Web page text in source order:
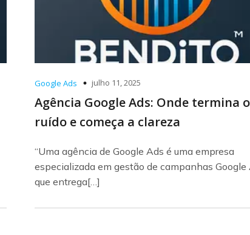
Google Ads julho 11, 2025
Agência Google Ads: Onde termina o
ruído e começa a clareza
“Uma agência de Google Ads é uma empresa
especializada em gestão de campanhas Google
que entrega[…]